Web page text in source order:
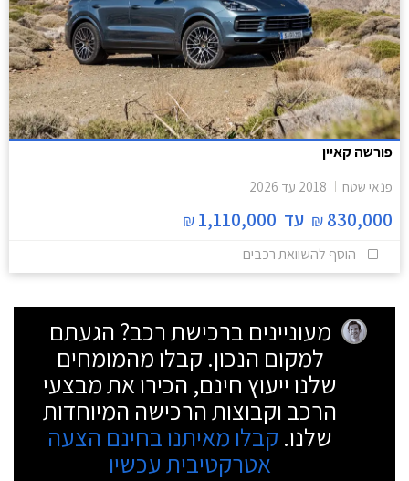
פורשה קאיין
פנאי שטח 2018 עד 2026
830,000
₪ עד 1,110,000
₪
הוסף להשוואת רכבים
מעוניינים ברכישת רכב? הגעתם
למקום הנכון. קבלו מהמומחים
שלנו ייעוץ חינם, הכירו את מבצעי
הרכב וקבוצות הרכישה המיוחדות
שלנו. קבלו מאיתנו בחינם הצעה
אטרקטיבית עכשיו